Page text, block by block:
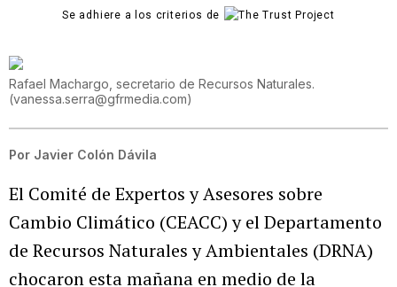
Se adhiere a los criterios de
Rafael Machargo, secretario de Recursos Naturales.
(vanessa.serra@gfrmedia.com)
Por Javier Colón Dávila
El Comité de Expertos y Asesores sobre
Cambio Climático (CEACC) y el Departamento
de Recursos Naturales y Ambientales (DRNA)
chocaron esta mañana en medio de la